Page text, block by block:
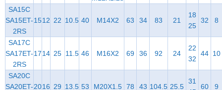
SA15C
SA15ET-
2RS
1512 22 10.5 40 M14X2 63 34 83 21
18
25
32 8
SA17C
SA17ET-
2RS
1714 25 11.5 46 M16X2 69 36 92 24
22
32
44 10
SA20C
SA20ET-2016 29 13.5 53 M20X1.5 78 43 104.5 25.5
31
60 9